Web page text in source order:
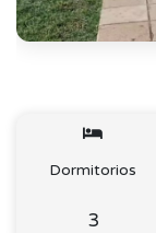
Dormitorios
3